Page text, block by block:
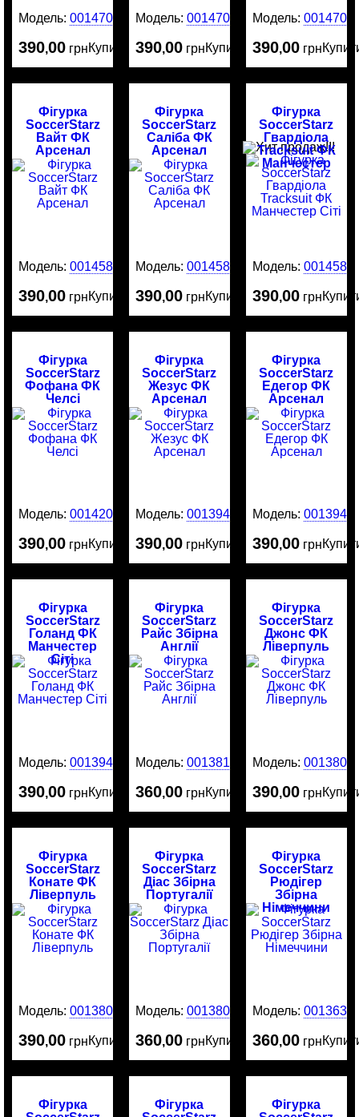
Модель:0014709
390,00 грнКупити
Модель:0014707
390,00 грнКупити
Модель: 0014706
390,00 грн
Фігурка
SoccerStarz
Вайт ФК
Арсенал
Модель:0014587
390,00 грнКупити
Фігурка
SoccerStarz
Саліба ФК
Арсенал
Модель:0014586
390,00 грнКупити
Фігурка
SoccerStarz
Гвардіола
Tracksuit ФК
Манчестер
Сіті
Модель: 0014585
390,00 грн
Фігурка
SoccerStarz
Фофана ФК
Челсі
Модель:0014204
390,00 грнКупити
Фігурка
SoccerStarz
Жезус ФК
Арсенал
Модель:0013949
390,00 грнКупити
Фігурка
SoccerStarz
Едегор ФК
Арсенал
Модель: 0013946
390,00 грн
Фігурка
SoccerStarz
Голанд ФК
Манчестер
Сіті
Модель:0013945
390,00 грнКупити
Фігурка
SoccerStarz
Райс Збірна
Англії
Модель:0013818
360,00 грнКупити
Фігурка
SoccerStarz
Джонс ФК
Ліверпуль
Модель: 0013808
390,00 грн
Фігурка
SoccerStarz
Конате ФК
Ліверпуль
Модель:0013805
390,00 грнКупити
Фігурка
SoccerStarz
Діас Збірна
Португалії
Модель:0013801
360,00 грнКупити
Фігурка
SoccerStarz
Рюдігер
Збірна
Німеччини
Модель: 0013635
360,00 грн
Фігурка
Фігурка
Фігурка